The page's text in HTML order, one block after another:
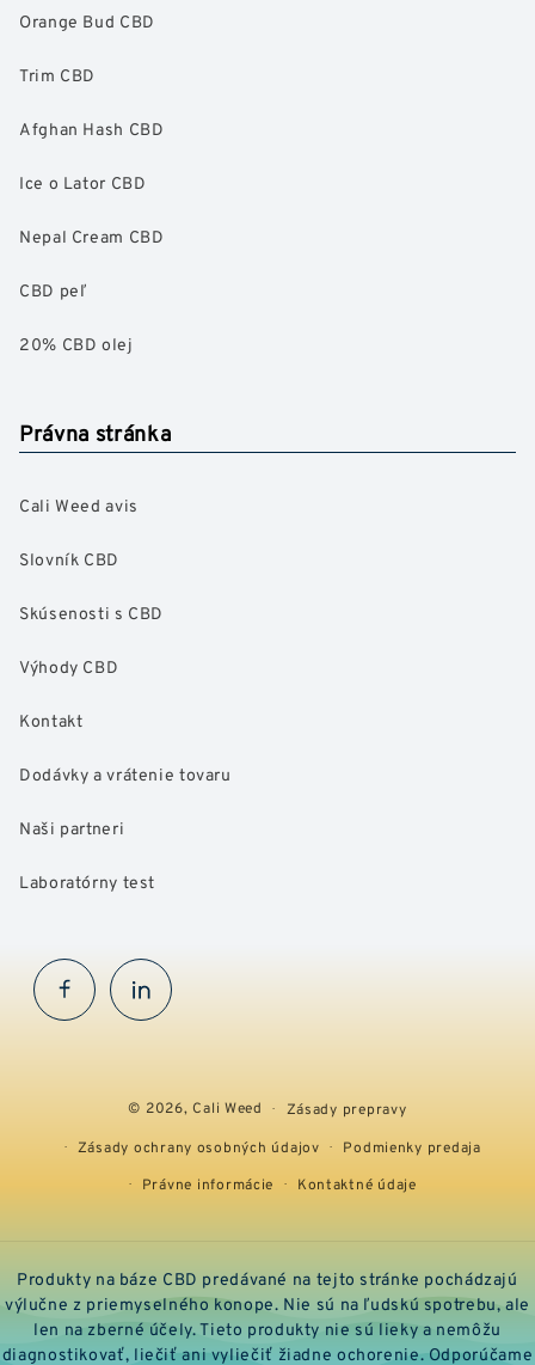
Orange Bud CBD
Trim CBD
Afghan Hash CBD
Ice o Lator CBD
Nepal Cream CBD
CBD peľ
20% CBD olej
Právna stránka
Cali Weed avis
Slovník CBD
Skúsenosti s CBD
Výhody CBD
Kontakt
Dodávky a vrátenie tovaru
Naši partneri
Laboratórny test
FacebookInstaGram
© 2026,Cali Weed
Zásady prepravy
Zásady ochrany osobných údajov
Podmienky predaja
Právne informácie
Kontaktné údaje
Produkty na báze CBD predávané na tejto stránke pochádzajú
výlučne z priemyselného konope. Nie sú na ľudskú spotrebu, ale
len na zberné účely. Tieto produkty nie sú lieky a nemôžu
diagnostikovať, liečiť ani vyliečiť žiadne ochorenie. Odporúčame